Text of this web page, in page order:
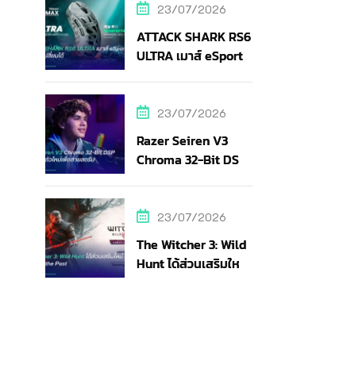
23/07/2026
ATTACK SHARK RS6
ULTRA เมาส์ eSports
23/07/2026
Razer Seiren V3
Chroma 32-Bit DSP
23/07/2026
The Witcher 3: Wild
Hunt ได้ส่วนเสริมใหม่